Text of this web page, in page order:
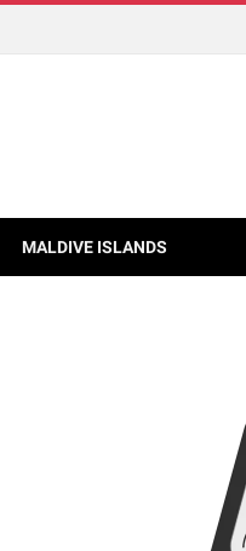
MALDIVE ISLANDS